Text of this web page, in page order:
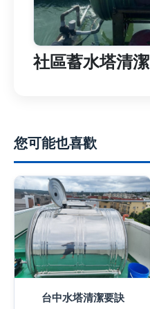
社區蓄水塔清潔
您可能也喜歡
台中水塔清潔要訣